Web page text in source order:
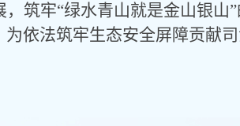
，筑牢“绿水青山就是金山银山
依法筑牢生态安全屏障贡献